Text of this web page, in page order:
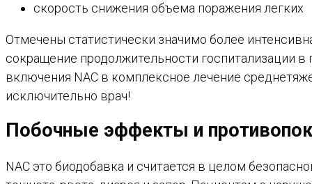
скорость снижения объема поражения легких
Отмечены статистически значимо более
сокращение продолжительности госпитализации
включения NAC в комплексное лечение
исключительно врач!
Побочные эффекты и
NAC это биодобавка и считается в целом